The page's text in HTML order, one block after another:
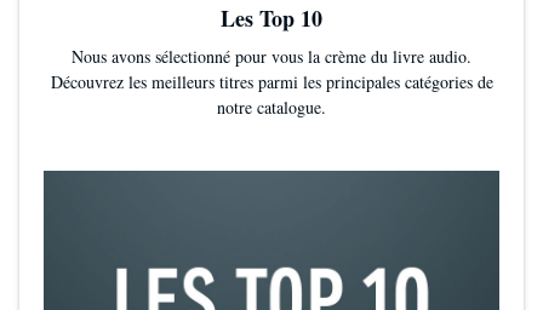
Les Top 10
Nous avons sélectionné pour vous la crème du livre audio.
Découvrez les meilleurs titres parmi les principales catégories de
notre catalogue.